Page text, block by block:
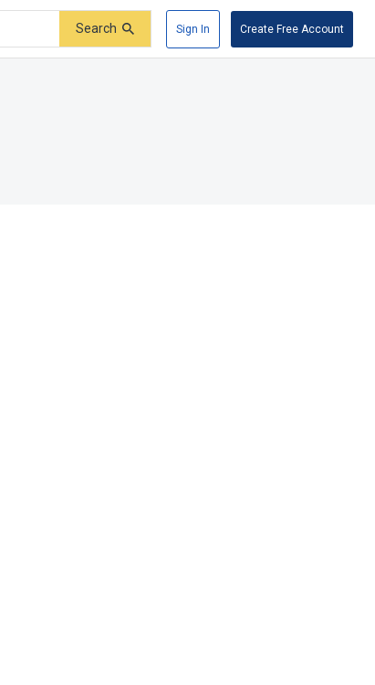
Search Sign In Create Free Account